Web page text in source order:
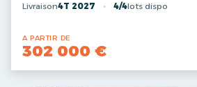
Livraison4T 2027 4/4lots dispo
A PARTIR DE
302 000 €